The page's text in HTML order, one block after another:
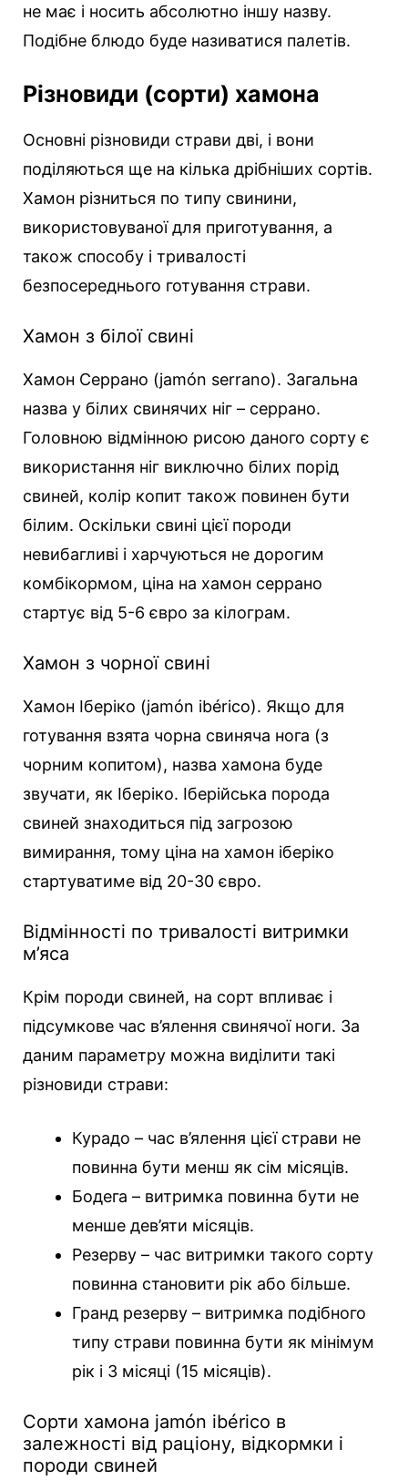
не має і носить абсолютно іншу назву.
Подібне блюдо буде називатися палетів.
Різновиди (сорти) хамона
Основні різновиди страви дві, і вони
поділяються ще на кілька дрібніших сортів.
Хамон різниться по типу свинини,
використовуваної для приготування, а
також способу і тривалості
безпосереднього готування страви.
Хамон з білої свині
Хамон Серрано (jamón serrano). Загальна
назва у білих свинячих ніг – серрано.
Головною відмінною рисою даного сорту є
використання ніг виключно білих порід
свиней, колір копит також повинен бути
білим. Оскільки свині цієї породи
невибагливі і харчуються не дорогим
комбікормом, ціна на хамон серрано
стартує від 5-6 євро за кілограм.
Хамон з чорної свині
Хамон Іберіко (jamón ibérico). Якщо для
готування взята чорна свиняча нога (з
чорним копитом), назва хамона буде
звучати, як Іберіко. Іберійська порода
свиней знаходиться під загрозою
вимирання, тому ціна на хамон іберіко
стартуватиме від 20-30 євро.
Відмінності по тривалості витримки
м’яса
Крім породи свиней, на сорт впливає і
підсумкове час в’ялення свинячої ноги. За
даним параметру можна виділити такі
різновиди страви:
Курадо – час в’ялення цієї страви не
повинна бути менш як сім місяців.
Бодега – витримка повинна бути не
менше дев’яти місяців.
Резерву – час витримки такого сорту
повинна становити рік або більше.
Гранд резерву – витримка подібного
типу страви повинна бути як мінімум
рік і 3 місяці (15 місяців).
Сорти хамона jamón ibérico в
залежності від раціону, відкормки і
породи свиней